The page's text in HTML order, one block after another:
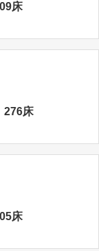
床
276床
床